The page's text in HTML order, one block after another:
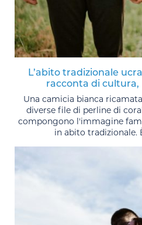
L’abito tradizionale
racconta di cultura,
Una camicia bianca
diverse file di perline di
compongono l'immagine
in abito tradizionale.